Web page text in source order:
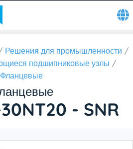
Решения для промышленности
подшипниковые узлы
Фланцевые
- SNR